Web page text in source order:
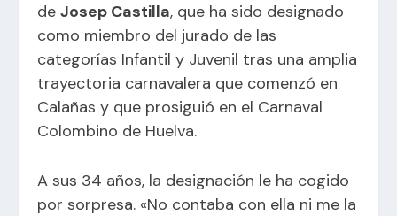
deJosep Castilla, que ha sido designado
como miembro del jurado de las
categorías Infantil y Juvenil tras una amplia
trayectoria carnavalera que comenzó en
Calañas y que prosiguió en el Carnaval
Colombino de Huelva.
A sus 34 años, la designación le ha cogido
por sorpresa. «No contaba con ella ni me la